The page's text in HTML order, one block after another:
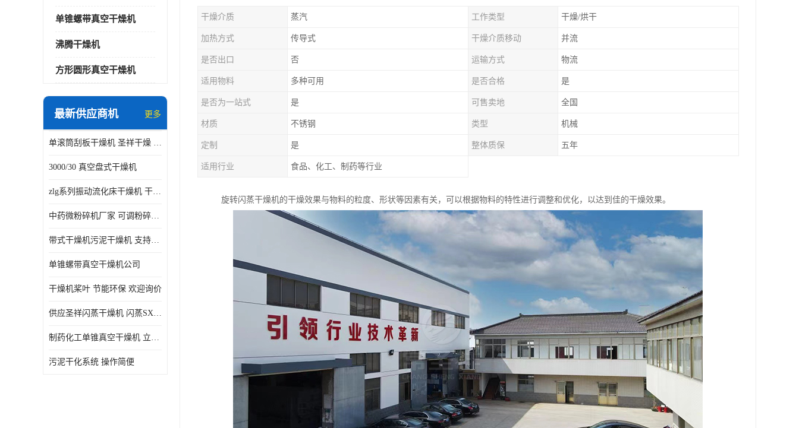
单锥螺带真空干燥机
沸腾干燥机
方形圆形真空干燥机
最新供应商机 更多
单滚筒刮板干燥机 圣祥干燥 单辊
3000/30 真空盘式干燥机
zlg系列振动流化床干燥机 干燥速率 粉体干燥
中药微粉碎机厂家 可调粉碎粒度
带式干燥机污泥干燥机 支持定制 价格优惠
单锥螺带真空干燥机公司
干燥机桨叶 节能环保 欢迎询价
供应圣祥闪蒸干燥机 闪蒸SXG-16型干燥机
制药化工单锥真空干燥机 立式锥形螺带搅拌式真空烘干机
污泥干化系统 操作简便
干燥介质 蒸汽 工作类型 干燥/烘干
加热方式 传导式 干燥介质移动 并流
是否出口 否 运输方式 物流
适用物料 多种可用 是否合格 是
是否为一站式 是 可售卖地 全国
材质 不锈钢 类型 机械
定制 是 整体质保 五年
适用行业 食品、化工、制药等行业
旋转闪蒸干燥机的干燥效果与物料的粒度、形状等因素有关，可以根据物料的特性进行调整和优化，以达到佳的干燥效果。